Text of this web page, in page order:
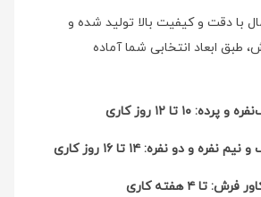
با دقت و کیفیت بالا تولید شده و
طبق ابعاد انتخابی شما آماده
۱۰ تا ۱۲ روز کاری
و دو نفره: ۱۴ تا ۱۶ روز کاری
تا ۴ هفته کاری